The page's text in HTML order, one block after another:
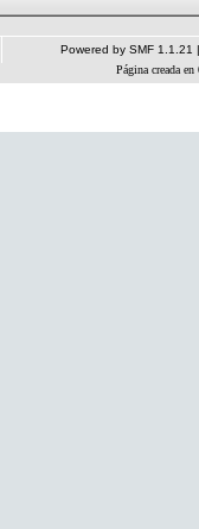
Powered by SMF 1.1.21
Página creada